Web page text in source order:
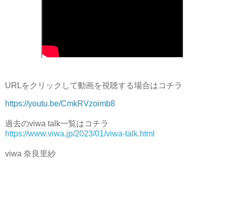
URLをクリックして動画を視聴する場合はコチラ
https://youtu.be/CmkRVzoimb8
過去のviwa talk一覧はコチラ
https://www.viwa.jp/2023/01/viwa-talk.html
viwa 奈良里紗